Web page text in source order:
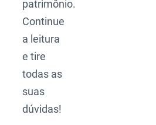
patrimônio.
Continue
a leitura
e tire
todas as
suas
dúvidas!